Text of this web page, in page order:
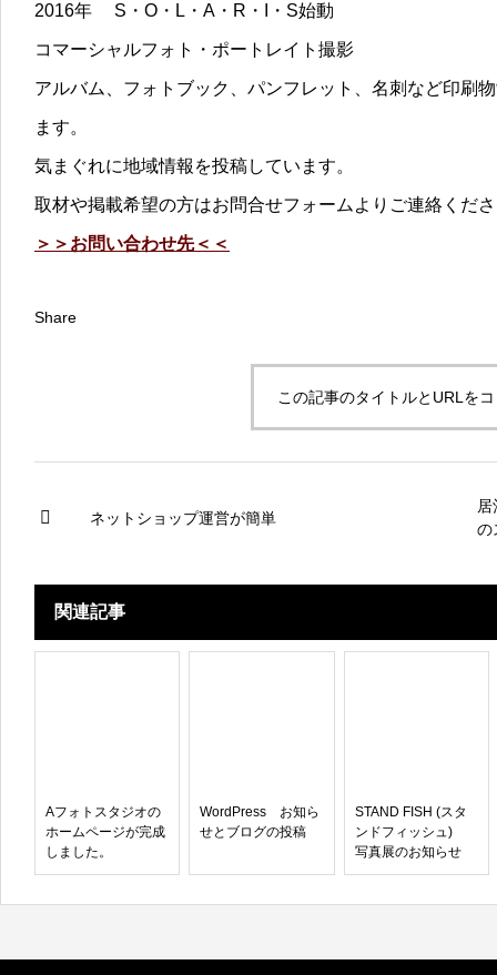
2016年 S・O・L・A・R・I・S始動
コマーシャルフォト・ポートレイト撮影
アルバム、フォトブック、パンフレット、名刺など印刷
ます。
気まぐれに地域情報を投稿しています。
取材や掲載希望の方はお問合せフォームよりご連絡くだ
＞＞お問い合わせ先＜＜
Share
この記事のタイトルとURLを
ネットショップ運営が簡単
居
の
関連記事
Aフォトスタジオの
ホームページが完成
しました。
WordPress お知ら
せとブログの投稿
STAND FISH (スタ
ンドフィッシュ)
写真展のお知らせ